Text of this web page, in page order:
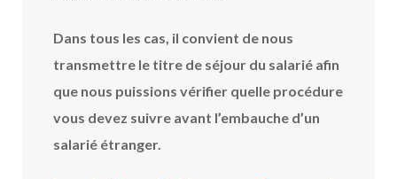
Dans tous les cas, il convient de nous
transmettre le titre de séjour du salarié afin
que nous puissions vérifier quelle procédure
vous devez suivre avant l’embauche d’un
salarié étranger.